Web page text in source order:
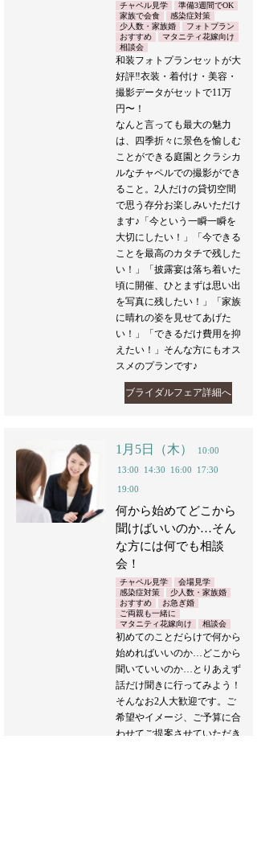
チャペル見学
準備3週間でOK
家族で会食
感染症対策
少人数・家族婚
フォトプラン
おすすめ
マタニティ花嫁向け
相談会
和装フォトプランセットが大
好評‼︎衣装・着付け・美容・
撮影データがセットで11万
円〜！
なんと言っても最大の魅力
は、四季折々に景色を愉しむ
ことができる庭園とクラシカ
ルなチャペルでの撮影ができ
ること。2人だけの貸切空間
で思う存分お楽しみいただけ
ます♪「今という一瞬一瞬を
大切にしたい！」「今できる
ことを最高のカタチで残した
い！」「披露宴は落ち着いた
頃に開催、ひとまずは思い出
を写真に残したい！」「家族
に晴れの姿を見せてあげた
い！」「できるだけ費用を抑
えたい！」そんな方にもオス
スメのプランです♪
ブライダルフェア詳細へ
1月5日（木）
10:00
13:00
14:30 16:00
17:30
19:00
何から始めてどこから
聞けばいいのか…そん
な方には何でも相談
会！
チャペル見学
会場見学
感染症対策
少人数・家族婚
おすすめ
お急ぎ婚
ご両親も一緒に
マタニティ花嫁向け
相談会
初めてのことだらけで何から
始めればいいのか…どこから
聞いていいのか…とりあえず
話だけ聞きに行ってみよう！
そんなお2人大歓迎です。ご
希望やイメージ、ご予算に合
わせてご提案させていただき